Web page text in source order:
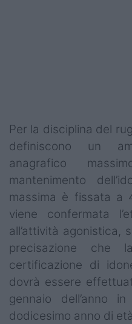
Per la disciplina del
definiscono un
anagrafico
mantenimento
massima è fissata a
viene confermata
all’attività agonistica,
precisazione che
certificazione di
dovrà essere
gennaio dell’anno
dodicesimo anno di